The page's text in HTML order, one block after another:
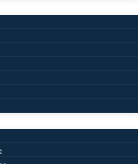
frazy.
najlepszych firm i
swój ślad na